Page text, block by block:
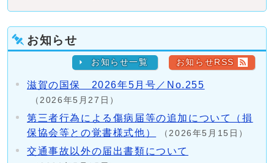
お知らせ
お知らせ一覧 お知らせRSS
滋賀の国保 2026年5月号／No.255
（2026年5月27日）
第三者行為による傷病届等の追加について（損
保協会等との覚書様式他）
（2026年5月15日）
交通事故以外の届出書類について